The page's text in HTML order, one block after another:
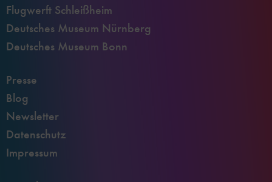
Flugwerft Schleißheim
Deutsches Museum Nürnberg
Deutsches Museum Bonn
Presse
Blog
Newsletter
Datenschutz
Impressum